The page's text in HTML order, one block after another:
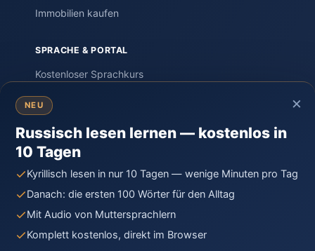
Immobilien kaufen
SPRACHE & PORTAL
Kostenloser Sprachkurs
Einstufungstest
Sprachreisen
PORTAL – Community
Wissen & Ratgeber
Russland-Knigge
Kontakt
×
NEU
Russisch lesen lernen — kostenlos in
10 Tagen
Kyrillisch lesen in nur 10 Tagen — wenige Minuten pro Tag
Danach: die ersten 100 Wörter für den Alltag
Mit Audio von Muttersprachlern
Komplett kostenlos, direkt im Browser